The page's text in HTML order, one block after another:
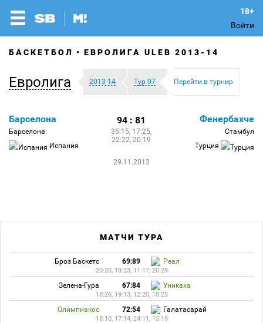
Войти
БАСКЕТБОЛ ЕВРОЛИГА ULEB 2013-14
Евролига 2013-14 Тур 07 Перейти в турнир
Барселона
Барселона
Испания
94 : 81
35:15, 17:25,
22:22, 20:19
29.11.2013
Фенербахче
Стамбул
Турция
МАТЧИ ТУРА
Броз Баскетс 69:89 Реал
20:20, 18:23, 11:17, 20:29
Зелена-Гура 67:84 Уникаха
18:26, 19:13, 12:20, 18:25
Олимпиакос 72:54 Галатасарай
18:10, 17:14, 24:11, 13:19